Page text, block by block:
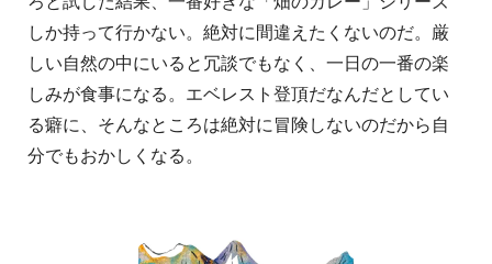
しか持って行かない。絶対に間違えたくないのだ。厳
しい自然の中にいると冗談でもなく、一日の一番の楽
しみが食事になる。エベレスト登頂だなんだとしてい
る癖に、そんなところは絶対に冒険しないのだから自
分でもおかしくなる。